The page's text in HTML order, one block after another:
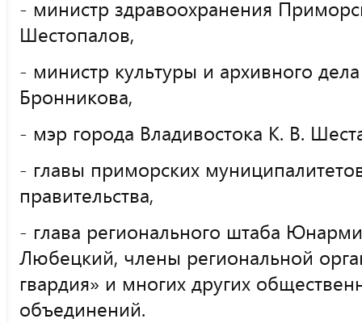
- министр здравоохранения
Шестопалов,
- министр культуры и архивного
Бронникова,
- мэр города Владивостока К. В.
- главы приморских
правительства,
- глава регионального штаба
Любецкий, члены региональной
гвардия» и многих других
объединений.